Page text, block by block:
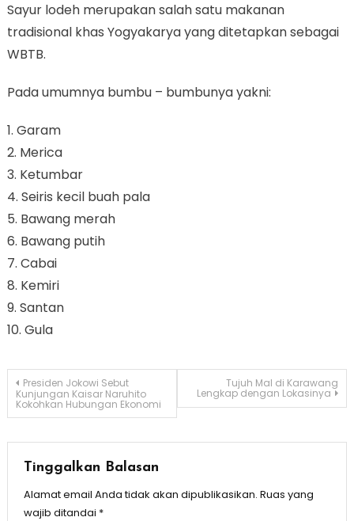
Sayur lodeh merupakan salah satu makanan
tradisional khas Yogyakarya yang ditetapkan sebagai
WBTB.
Pada umumnya bumbu – bumbunya yakni:
1. Garam
2. Merica
3. Ketumbar
4. Seiris kecil buah pala
5. Bawang merah
6. Bawang putih
7. Cabai
8. Kemiri
9. Santan
10. Gula
Navigasi
pos
Presiden Jokowi Sebut
Kunjungan Kaisar Naruhito
Kokohkan Hubungan Ekonomi
Tujuh Mal di Karawang
Lengkap dengan Lokasinya
Tinggalkan Balasan
Alamat email Anda tidak akan dipublikasikan. Ruas yang
wajib ditandai *